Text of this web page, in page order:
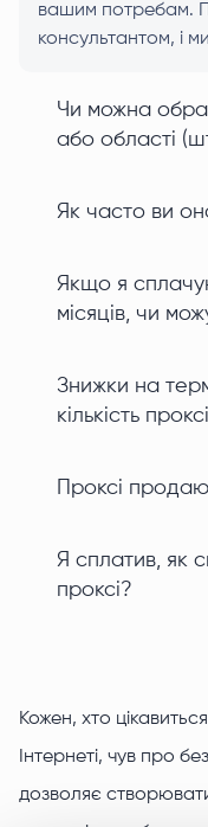
вашим потребам.
консультантом, і
Чи можна
або області
Як часто ви
Якщо я
місяців, чи
Знижки на
кількість
Проксі
Я сплатив, як
проксі?
Кожен, хто
Інтернеті, чув про
дозволяє